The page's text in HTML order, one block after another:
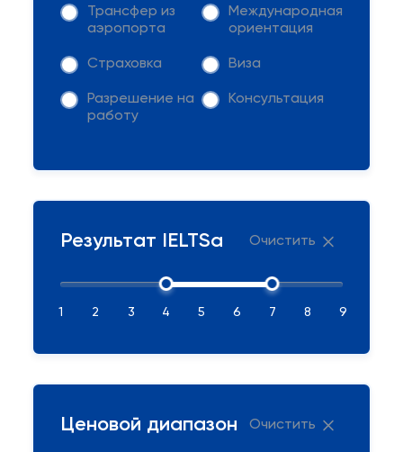
Трансфер из
аэропорта
Международная
ориентация
Страховка Виза
Разрешение на
работу
Консультация
Результат IELTSа Очистить
1 2 3 4 5 6 7 8 9
Ценовой диапазон Очистить